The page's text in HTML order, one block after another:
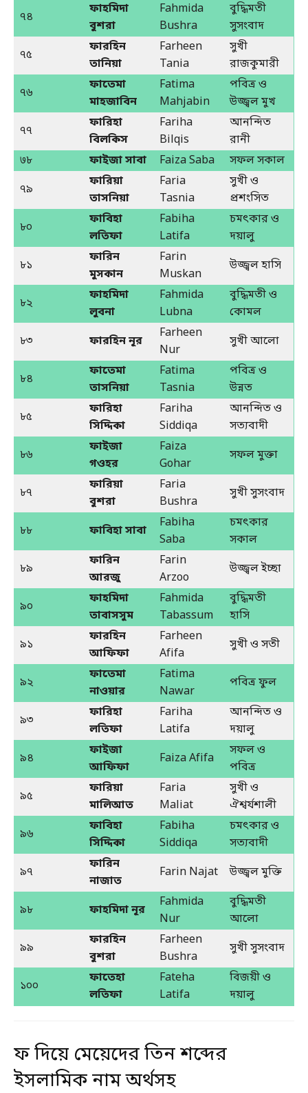
৭৪
ফাহমিদা
বুশরা
Fahmida
Bushra
বুদ্ধিমতী
সুসংবাদ
৭৫
ফারহিন
তানিয়া
Farheen
Tania
সুখী
রাজকুমারী
৭৬
ফাতেমা
মাহজাবিন
Fatima
Mahjabin
পবিত্র ও
উজ্জ্বল মুখ
৭৭
ফারিহা
বিলকিস
Fariha
Bilqis
আনন্দিত
রানী
७৮
ফাইজা সাবা Faiza Saba
সফল সকাল
৭৯
ফারিয়া
তাসনিয়া
Faria
Tasnia
সুখী ও
প্রশংসিত
৮০
ফাবিহা
লতিফা
Fabiha
Latifa
চমৎকার ও
দয়ালু
৮১
ফারিন
মুসকান
Farin
Muskan
উজ্জ্বল হাসি
৮২
ফাহমিদা
লুবনা
Fahmida
Lubna
বুদ্ধিমতী ও
কোমল
৮৩
ফারহিন নূর
Farheen
Nur
সুখী আলো
৮৪
ফাতেমা
তাসনিয়া
Fatima
Tasnia
পবিত্র ও
উন্নত
৮৫
ফারিহা
সিদ্দিকা
Fariha
Siddiqa
আনন্দিত ও
সত্যবাদী
৮৬
ফাইজা
গওহর
Faiza
Gohar
সফল মুক্তা
৮৭
ফারিয়া
বুশরা
Faria
Bushra
সুখী সুসংবাদ
৮৮ ফাবিহা সাবা
Fabiha
Saba
চমৎকার
সকাল
৮৯
ফারিন
আরজু
Farin
Arzoo
উজ্জ্বল ইচ্ছা
৯০
ফাহমিদা
তাবাসসুম
Fahmida
Tabassum
বুদ্ধিমতী
হাসি
৯১
ফারহিন
আফিফা
Farheen
Afifa
সুখী ও সতী
৯২
ফাতেমা
নাওয়ার
Fatima
Nawar
পবিত্র ফুল
৯৩
ফারিহা
লতিফা
Fariha
Latifa
আনন্দিত ও
দয়ালু
৯৪
ফাইজা
আফিফা
Faiza Afifa
সফল ও
পবিত্র
৯৫
ফারিয়া
মালিআত
Faria
Maliat
সুখী ও
ঐশ্বর্যশালী
৯৬
ফাবিহা
সিদ্দিকা
Fabiha
Siddiqa
চমৎকার ও
সত্যবাদী
৯৭
ফারিন
নাজাত
Farin Najat উজ্জ্বল মুক্তি
৯৮ ফাহমিদা নূর
Fahmida
Nur
বুদ্ধিমতী
আলো
৯৯
ফারহিন
বুশরা
Farheen
Bushra
সুখী সুসংবাদ
১০০
ফাতেহা
লতিফা
Fateha
Latifa
বিজয়ী ও
দয়ালু
ফ দিয়ে মেয়েদের তিন শব্দের
ইসলামিক নাম অর্থসহ